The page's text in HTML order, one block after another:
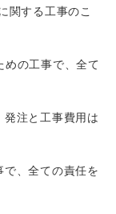
関する工事のこ
めの工事で、全て
注と工事費用は
で、全ての責任を